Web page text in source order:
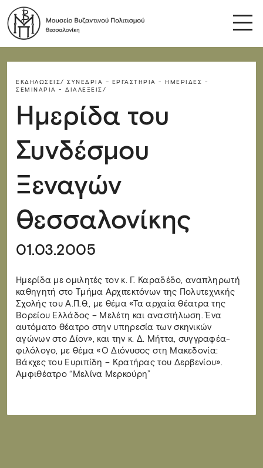
ΕΚΔΗΛΏΣΕΙΣ/ ΣΥΝΈΔΡΙΑ – ΕΡΓΑΣΤΉΡΙΑ - ΗΜΕΡΊΔΕΣ -
ΣΕΜΙΝΆΡΙΑ - ΔΙΑΛΈΞΕΙΣ/
Ημερίδα του
Συνδέσμου
Ξεναγών
Θεσσαλονίκης
01.03.2005
Ημερίδα με ομιλητές τον κ. Γ. Καραδέδο, αναπληρωτή
καθηγητή στο Τμήμα Αρχιτεκτόνων της Πολυτεχνικής
Σχολής του Α.Π.Θ., με θέμα «Τα αρχαία θέατρα της
Βορείου Ελλάδος – Μελέτη και αναστήλωση. Ένα
αυτόματο θέατρο στην υπηρεσία των σκηνικών
αγώνων στο Δίον», και την κ. Δ. Μήττα, συγγραφέα-
φιλόλογο, με θέμα «Ο Διόνυσος στη Μακεδονία:
Βάκχες του Ευριπίδη – Κρατήρας του Δερβενίου».
Αμφιθέατρο “Μελίνα Μερκούρη”